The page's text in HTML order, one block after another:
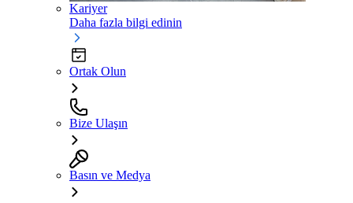
Kariyer
Daha fazla bilgi edinin
Ortak Olun
Bize Ulaşın
Basın ve Medya